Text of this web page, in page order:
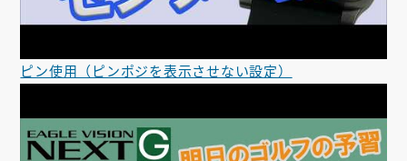
ピン使用（ピンポジを表示させない設定）